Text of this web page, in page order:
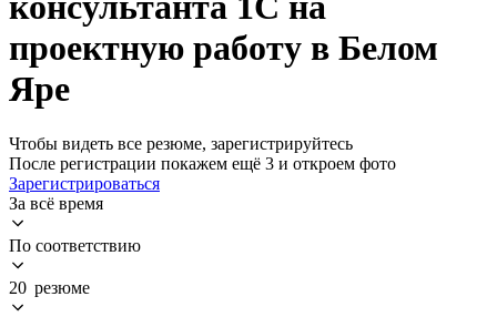
проектную работу в Белом
Яре
Чтобы видеть все резюме, зарегистрируйтесь
После регистрации покажем ещё 3 и откроем фото
Зарегистрироваться
За всё время
По соответствию
20 резюме